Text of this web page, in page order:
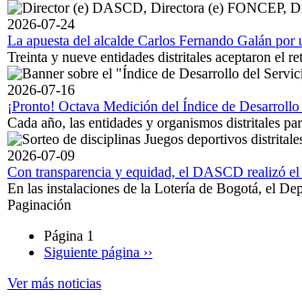
2026-07-24
La apuesta del alcalde Carlos Fernando Galán por
Treinta y nueve entidades distritales aceptaron el
2026-07-16
¡Pronto! Octava Medición del Índice de
Cada año, las entidades y organismos distritales
2026-07-09
Con transparencia y equidad, el DASCD realizó
En las instalaciones de la Lotería de Bogotá, el
Paginación
Página 1
Siguiente página ››
Ver más noticias